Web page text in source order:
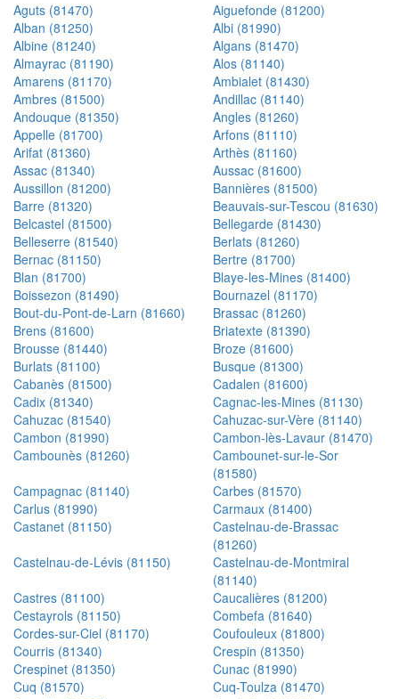
Aguts (81470)
Aiguefonde (81200)
Alban (81250)
Albi (81990)
Albine (81240)
Algans (81470)
Almayrac (81190)
Alos (81140)
Amarens (81170)
Ambialet (81430)
Ambres (81500)
Andillac (81140)
Andouque (81350)
Angles (81260)
Appelle (81700)
Arfons (81110)
Arifat (81360)
Arthès (81160)
Assac (81340)
Aussac (81600)
Aussillon (81200)
Bannières (81500)
Barre (81320)
Beauvais-sur-Tescou (81630)
Belcastel (81500)
Bellegarde (81430)
Belleserre (81540)
Berlats (81260)
Bernac (81150)
Bertre (81700)
Blan (81700)
Blaye-les-Mines (81400)
Boissezon (81490)
Bournazel (81170)
Bout-du-Pont-de-Larn (81660)
Brassac (81260)
Brens (81600)
Briatexte (81390)
Brousse (81440)
Broze (81600)
Burlats (81100)
Busque (81300)
Cabanès (81500)
Cadalen (81600)
Cadix (81340)
Cagnac-les-Mines (81130)
Cahuzac (81540)
Cahuzac-sur-Vère (81140)
Cambon (81990)
Cambon-lès-Lavaur (81470)
Cambounès (81260)
Cambounet-sur-le-Sor
(81580)
Campagnac (81140)
Carbes (81570)
Carlus (81990)
Carmaux (81400)
Castanet (81150)
Castelnau-de-Brassac
(81260)
Castelnau-de-Lévis (81150)
Castelnau-de-Montmiral
(81140)
Castres (81100)
Caucalières (81200)
Cestayrols (81150)
Combefa (81640)
Cordes-sur-Ciel (81170)
Coufouleux (81800)
Courris (81340)
Crespin (81350)
Crespinet (81350)
Cunac (81990)
Cuq (81570)
Cuq-Toulza (81470)